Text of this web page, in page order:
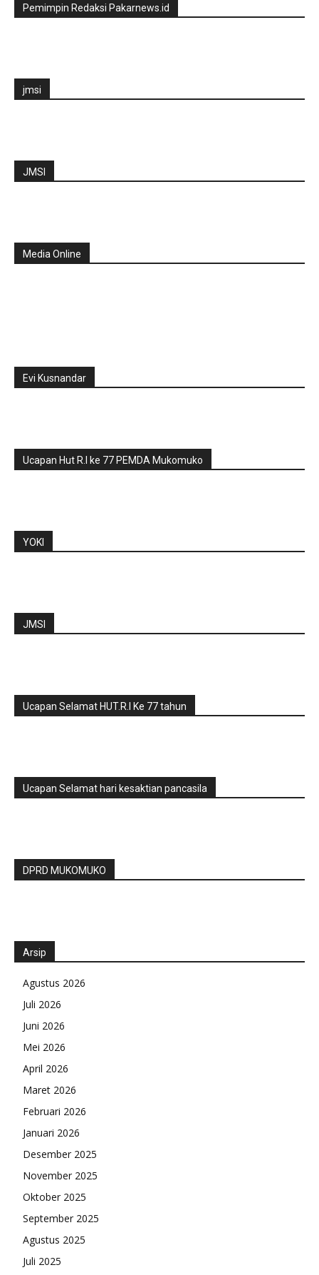
Pemimpin Redaksi Pakarnews.id
jmsi
JMSI
Media Online
Evi Kusnandar
Ucapan Hut R.I ke 77 PEMDA Mukomuko
YOKI
JMSI
Ucapan Selamat HUT.R.I Ke 77 tahun
Ucapan Selamat hari kesaktian pancasila
DPRD MUKOMUKO
Arsip
Agustus 2026
Juli 2026
Juni 2026
Mei 2026
April 2026
Maret 2026
Februari 2026
Januari 2026
Desember 2025
November 2025
Oktober 2025
September 2025
Agustus 2025
Juli 2025